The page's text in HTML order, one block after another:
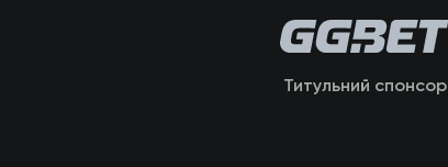
Титульний спонсор